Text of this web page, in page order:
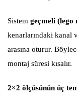
Sistem geçmeli (lego
kenarlarındaki kanal
arasına oturur.
montaj süresi kısalır.
2×2 ölçüsünün üç